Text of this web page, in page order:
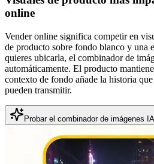
online
Vender online significa competir en
de producto sobre fondo blanco y una
quieres ubicarla, el combinador de
automáticamente. El producto
contexto de fondo añade la historia
pueden transmitir.
Probar el combinador de imágenes IA